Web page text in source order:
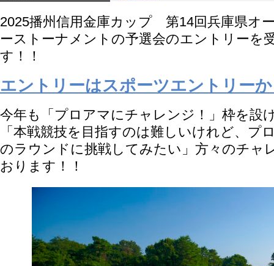
2025播州信用金庫カップ 第14回兵庫県オ
ーストーナメントの予選会のエントリーを
す！！
エントリーはスポーツエントリー
今年も「プロアマにチャレンジ！」枠を設
「本戦競技を目指すのは難しいけれど、プ
のラウンドに挑戦してみたい」方々のチャ
おります！！